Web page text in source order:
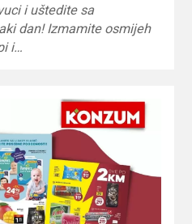
i uštedite sa
dan! Izmamite osmijeh
i…